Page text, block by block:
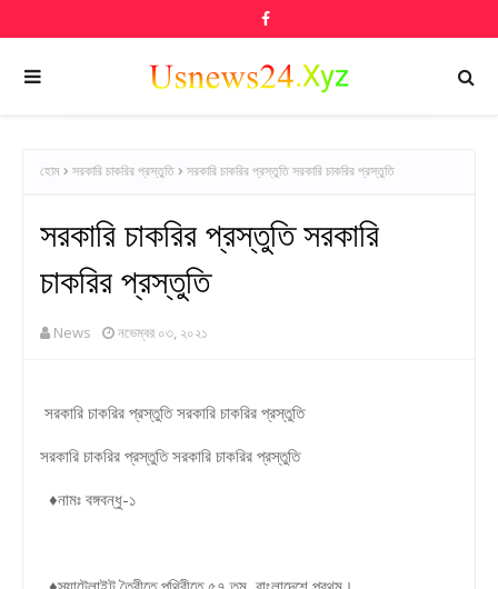
হোম সরকারি চাকরির প্রস্তুতি সরকারি চাকরির প্রস্তুতি সরকারি চাকরির প্রস্তুতি
সরকারি চাকরির প্রস্তুতি সরকারি
চাকরির প্রস্তুতি
News নভেম্বর ০৩, ২০২১
সরকারি চাকরির প্রস্তুতি সরকারি চাকরির প্রস্তুতি
সরকারি চাকরির প্রস্তুতি সরকারি চাকরির প্রস্তুতি
♦নামঃ বঙ্গবন্ধু-১